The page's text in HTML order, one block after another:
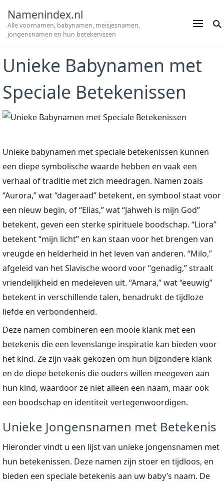
Namenindex.nl
Alle voornamen, babynamen, meisjesnamen,
jongensnamen en hun betekenissen
Unieke Babynamen met
Speciale Betekenissen
Unieke babynamen met speciale betekenissen kunnen
een diepe symbolische waarde hebben en vaak een
verhaal of traditie met zich meedragen. Namen zoals
“Aurora,” wat “dageraad” betekent, en symbool staat voor
een nieuw begin, of “Elias,” wat “Jahweh is mijn God”
betekent, geven een sterke spirituele boodschap. “Liora”
betekent “mijn licht” en kan staan voor het brengen van
vreugde en helderheid in het leven van anderen. “Milo,”
afgeleid van het Slavische woord voor “genadig,” straalt
vriendelijkheid en medeleven uit. “Amara,” wat “eeuwig”
betekent in verschillende talen, benadrukt de tijdloze
liefde en verbondenheid.
Deze namen combineren een mooie klank met een
betekenis die een levenslange inspiratie kan bieden voor
het kind. Ze zijn vaak gekozen om hun bijzondere klank
en de diepe betekenis die ouders willen meegeven aan
hun kind, waardoor ze niet alleen een naam, maar ook
een boodschap en identiteit vertegenwoordigen.
Unieke Jongensnamen met Betekenis
Hieronder vindt u een lijst van unieke jongensnamen met
hun betekenissen. Deze namen zijn stoer en tijdloos, en
bieden een speciale betekenis aan uw baby’s naam. De